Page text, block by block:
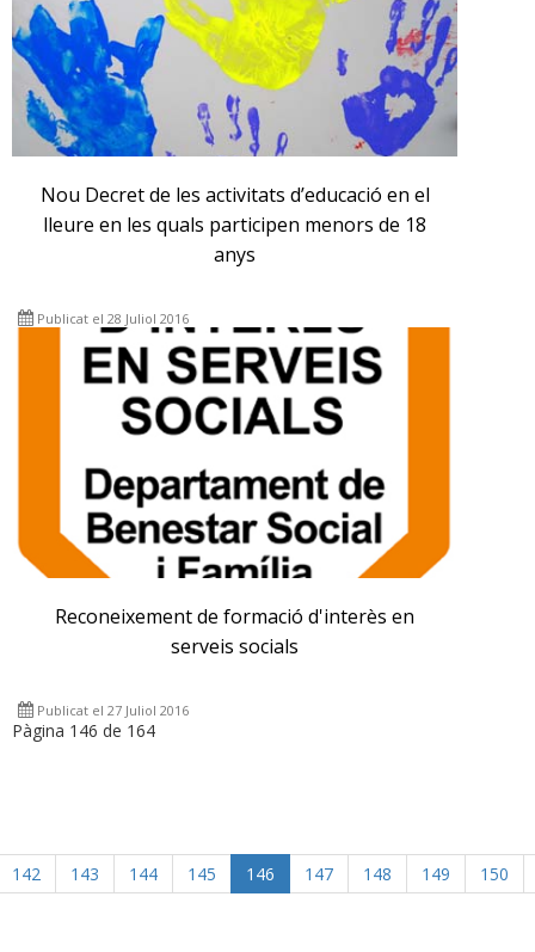
Nou Decret de les activitats d’educació en el
lleure en les quals participen menors de 18
anys
Publicat el 28 Juliol 2016
Reconeixement de formació d'interès en
serveis socials
Publicat el 27 Juliol 2016
Pàgina 146 de 164
142 143 144 145 146 147 148 149 150